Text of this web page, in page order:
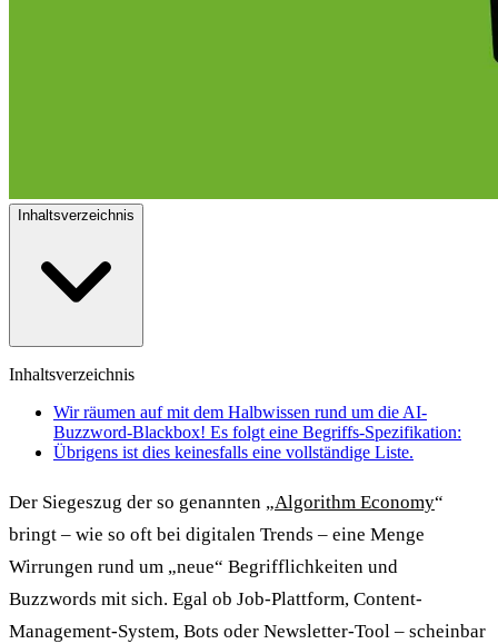
Inhaltsverzeichnis
Inhaltsverzeichnis
Wir räumen auf mit dem Halbwissen rund um die AI-
Buzzword-Blackbox! Es folgt eine Begriffs-Spezifikation:
Übrigens ist dies keinesfalls eine vollständige Liste.
Der Siegeszug der so genannten „Algorithm Economy“
bringt – wie so oft bei digitalen Trends – eine Menge
Wirrungen rund um „neue“ Begrifflichkeiten und
Buzzwords mit sich. Egal ob Job-Plattform, Content-
Management-System, Bots oder Newsletter-Tool – scheinbar